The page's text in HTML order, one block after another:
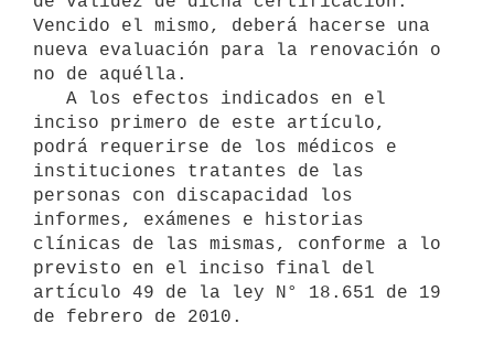
Vencido el mismo, deberá hacerse una
nueva evaluación para la renovación o
no de aquélla.
inciso primero de este artículo,
podrá requerirse de los médicos e
instituciones tratantes de las
personas con discapacidad los
informes, exámenes e historias
clínicas de las mismas, conforme a lo
previsto en el inciso final del
artículo 49 de la ley N° 18.651 de 19